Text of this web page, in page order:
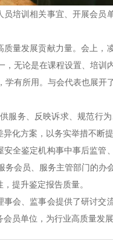
培训相关事宜、开展会员
量发展贡献力量。会上，
无论是在课程设置、培训
有所用。与会代表也展开
服务、反映诉求、规范行
化方案，以务实举措不断提
全鉴定机构事中事后监管
会员、服务主管部门的办
提升鉴定报告质量。
会、监事会提供了研讨交
员单位，为行业高质量发展